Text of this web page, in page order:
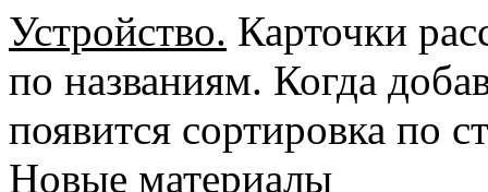
Устройство. Карточки
по названиям. Когда
появится сортировка по
Новые материалы